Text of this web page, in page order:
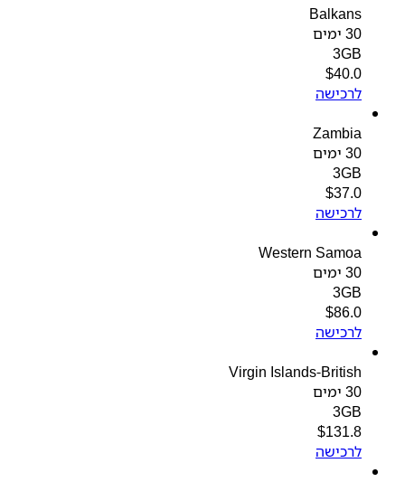
Balkans
3GB
$40.0
לרכישה
Zambia
3GB
$37.0
לרכישה
Western Samoa
3GB
$86.0
לרכישה
Virgin Islands-British
3GB
$131.8
לרכישה